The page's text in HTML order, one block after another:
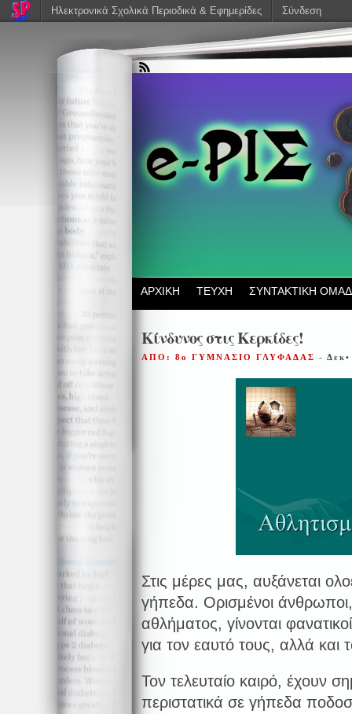
ΑΡΧΙΚΗ ΤΕΥΧΗ ΣΥΝΤΑΚΤΙΚΗ
Κίνδυνος στις Κερκίδες!
ΑΠΟ: 8ο ΓΥΜΝΑΣΙΟ ΓΛΥΦΑΔΑΣ -
Στις μέρες μας, αυξάνεται
γήπεδα. Ορισμένοι
αθλήματος, γίνονται
για τον εαυτό τους, αλλά
Τον τελευταίο καιρό, έχουν
περιστατικά σε γήπεδα
Ηλεκτρονικά Σχολικά Περιοδικά & Εφημερίδες Σύνδεση